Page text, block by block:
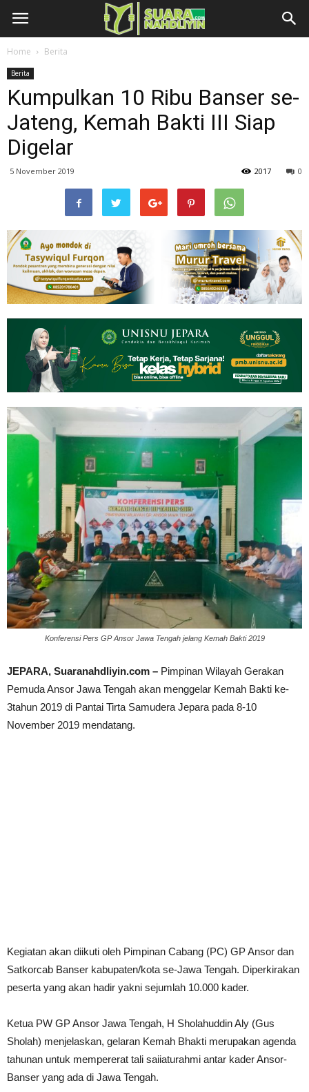
Home Berita
Berita
Kumpulkan 10 Ribu Banser se-
Jateng, Kemah Bakti III Siap
Digelar
5 November 2019 0
2017
Konferensi Pers GP Ansor Jawa Tengah jelang Kemah Bakti 2019
JEPARA, Suaranahdliyin.com – Pimpinan Wilayah Gerakan
Pemuda Ansor Jawa Tengah akan menggelar Kemah Bakti ke-
3tahun 2019 di Pantai Tirta Samudera Jepara pada 8-10
November 2019 mendatang.
Kegiatan akan diikuti oleh Pimpinan Cabang (PC) GP Ansor dan
Satkorcab Banser kabupaten/kota se-Jawa Tengah. Diperkirakan
peserta yang akan hadir yakni sejumlah 10.000 kader.
Ketua PW GP Ansor Jawa Tengah, H Sholahuddin Aly (Gus
Sholah) menjelaskan, gelaran Kemah Bhakti merupakan agenda
tahunan untuk mempererat tali saiiaturahmi antar kader Ansor-
Banser yang ada di Jawa Tengah.